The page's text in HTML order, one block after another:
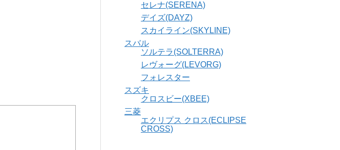
セレナ(SERENA)
デイズ(DAYZ)
スカイライン(SKYLINE)
スバル
ソルテラ(SOLTERRA)
レヴォーグ(LEVORG)
フォレスター
スズキ
クロスビー(XBEE)
三菱
エクリプス クロス(ECLIPSE
CROSS)